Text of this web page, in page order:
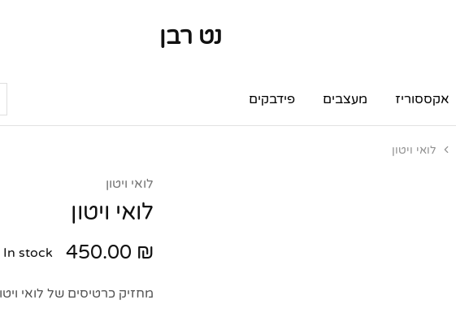
נט רבן
נט
מותגי
אקססוריז מעצבים פידבקים
לואי ויטון
לואי ויטון
לואי ויטון
450.00 ₪
In stock
מחזיק כרטיסים של לואי